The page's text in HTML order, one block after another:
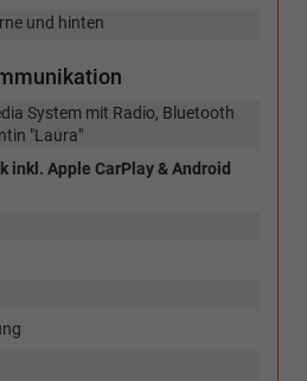
und hinten
System mit Radio, Bluetooth
"Laura"
inkl. Apple CarPlay & Android